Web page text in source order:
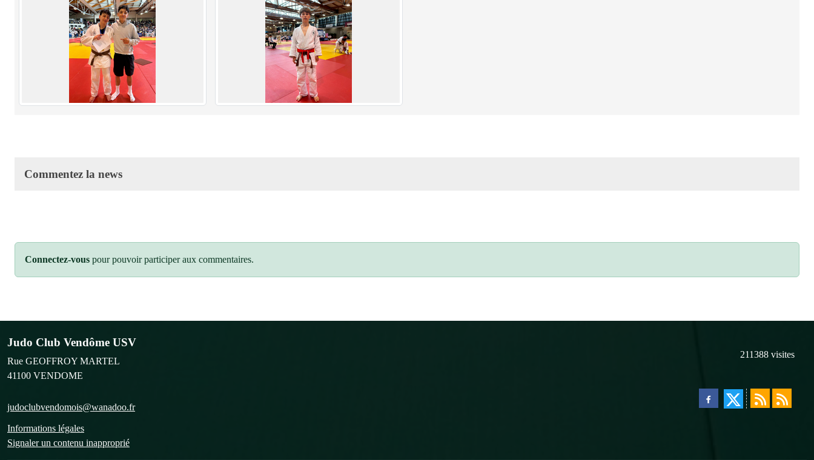
Commentez la news
Connectez-vous pour pouvoir participer aux commentaires.
Judo Club Vendôme USV
Rue GEOFFROY MARTEL
41100 VENDOME
judoclubvendomois@wanadoo.fr
Informations légales
Signaler un contenu inapproprié
211388 visites